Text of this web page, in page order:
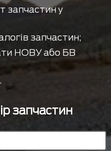
запчастин у
запчастин;
НОВУ або БВ
запчастин